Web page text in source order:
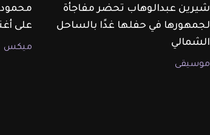
شيرين عبدالوهاب تحضر مفاجأة
لجمهورها في حفلها غدًا بالساحل
الشمالي
موسيقى
محمود
على
ميكس